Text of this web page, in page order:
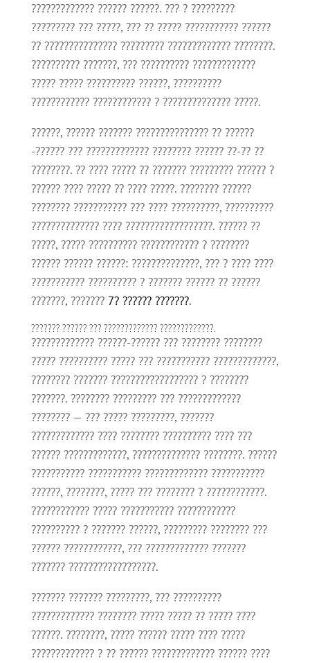
????????????? ?????? ??????. ??? ? ?????????
????????? ??? ?????, ??? ?? ????? ??????????? ??????
?? ??????????????? ????????? ????????????? ????????.
?????????? ???????, ??? ?????????? ?????????????
????? ????? ?????????? ??????, ??????????
???????????? ???????????? ? ?????????????? ?????.
??????, ?????? ??????? ??????????????? ?? ??????
-?????? ??? ????????????? ???????? ?????? ??-?? ??
????????. ?? ???? ????? ?? ??????? ????????? ?????? ?
?????? ???? ????? ?? ???? ?????. ???????? ??????
???????? ??????????? ??? ???? ??????????, ??????????
?????????????? ???? ??????????????????. ?????? ??
?????, ????? ?????????? ???????????? ? ????????
?????? ?????? ??????: ??????????????, ??? ? ???? ????
??????????? ?????????? ? ??????? ?????? ?? ??????
???????, ??????? 7? ?????? ???????.
??????? ?????? ??? ????????????? ?????????????.
????????????? ??????-?????? ??? ???????? ????????
????? ?????????? ????? ??? ??????????? ?????????????,
???????? ??????? ?????????????????? ? ????????
???????. ???????? ????????? ??? ?????????????
???????? — ??? ????? ?????????, ???????
????????????? ???? ???????? ?????????? ???? ???
?????? ?????????????, ?????????????? ????????. ??????
??????????? ??????????? ????????????? ???????????
??????, ????????, ????? ??? ???????? ? ????????????.
???????????? ????? ??????????? ????????????
?????????? ? ??????? ??????, ????????? ???????? ???
?????? ????????????, ??? ????????????? ???????
??????? ??????????????????.
??????? ??????? ?????????, ??? ??????????
????????????? ???????? ????? ????? ?? ????? ????
??????. ????????, ????? ?????? ????? ???? ?????
????????????? ? ?? ?????? ????????????? ?????? ????